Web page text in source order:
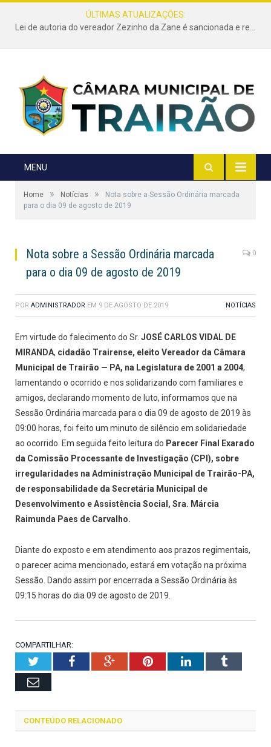
ÚLTIMAS ATUALIZAÇÕES:
Lei de autoria do vereador Zezinho da Zane é sancionada e reforça a limpeza e conservação de terrenos urbanos em Trairão
MENU
Home » Notícias »
Nota sobre a Sessão Ordinária marcada
para o dia 09 de agosto de 2019
Nota sobre a Sessão Ordinária marcada
para o dia 09 de agosto de 2019
0
POR ADMINISTRADOR EM 9 DE AGOSTO DE 2019 NOTÍCIAS
Em virtude do falecimento do Sr. JOSÉ CARLOS VIDAL DE
MIRANDA, cidadão Trairense, eleito Vereador da Câmara
Municipal de Trairão — PA, na Legislatura de 2001 a 2004,
lamentando o ocorrido e nos solidarizando com familiares e
amigos, declarando momento de luto, informamos que na
Sessão Ordinária marcada para o dia 09 de agosto de 2019 às
09:00 horas, foi feito um minuto de silêncio em solidariedade
ao ocorrido. Em seguida feito leitura do Parecer Final Exarado
da Comissão Processante de Investigação (CPI), sobre
irregularidades na Administração Municipal de Trairão-PA,
de responsabilidade da Secretária Municipal de
Desenvolvimento e Assistência Social, Sra. Márcia
Raimunda Paes de Carvalho.
Diante do exposto e em atendimento aos prazos regimentais,
o parecer acima mencionado, estará em votação na próxima
Sessão. Dando assim por encerrada a Sessão Ordinária às
09:15 horas do dia 09 de agosto de 2019.
COMPARTILHAR:
TwitterFacebookGoogle+PinterestLinkedInTumblr
Email
CONTEÚDO RELACIONADO